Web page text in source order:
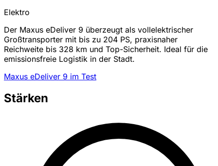
Elektro
Der Maxus eDeliver 9 überzeugt als vollelektrischer
Großtransporter mit bis zu 204 PS, praxisnaher
Reichweite bis 328 km und Top-Sicherheit. Ideal für die
emissionsfreie Logistik in der Stadt.
Maxus eDeliver 9 im Test
Stärken